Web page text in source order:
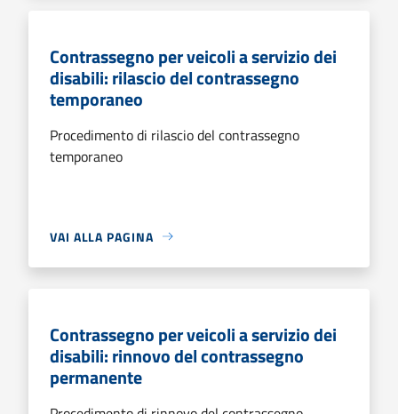
Contrassegno per veicoli a servizio dei
disabili: rilascio del contrassegno
temporaneo
Procedimento di rilascio del contrassegno
temporaneo
VAI ALLA PAGINA
Contrassegno per veicoli a servizio dei
disabili: rinnovo del contrassegno
permanente